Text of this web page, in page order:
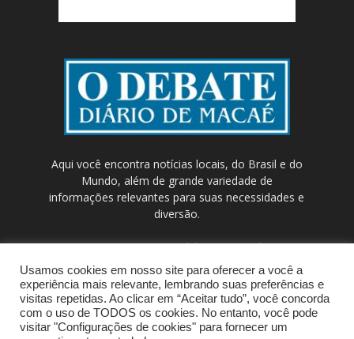
Aqui você encontra notícias locais, do Brasil e do
Mundo, além de grande variedade de
informações relevantes para suas necessidades e
diversão.
Contato:contato@odebateon.com.br /
comercia@odebateon.com.br
Usamos cookies em nosso site para oferecer a você a
experiência mais relevante, lembrando suas preferências e
visitas repetidas. Ao clicar em “Aceitar tudo”, você concorda
com o uso de TODOS os cookies. No entanto, você pode
visitar "Configurações de cookies" para fornecer um